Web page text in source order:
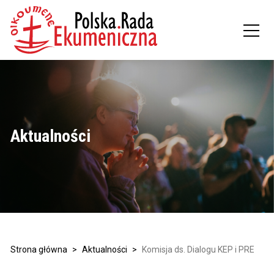
Aktualności
Strona główna > Aktualności >
Komisja ds. Dialogu KEP i PRE